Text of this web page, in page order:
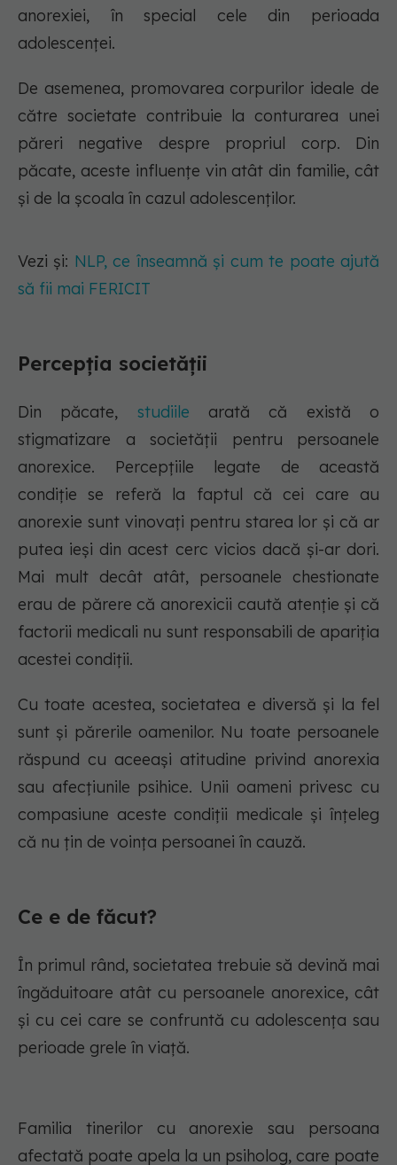
anorexiei, în special cele din perioada
adolescenței.
De asemenea, promovarea corpurilor ideale de
către societate contribuie la conturarea unei
păreri negative despre propriul corp. Din
păcate, aceste influențe vin atât din familie, cât
și de la școala în cazul adolescenților.
Vezi și: NLP, ce înseamnă și cum te poate ajută
să fii mai FERICIT
Percepția societății
Din păcate, studiile arată că există o
stigmatizare a societății pentru persoanele
anorexice. Percepțiile legate de această
condiție se referă la faptul că cei care au
anorexie sunt vinovați pentru starea lor și că ar
putea ieși din acest cerc vicios dacă și-ar dori.
Mai mult decât atât, persoanele chestionate
erau de părere că anorexicii caută atenție și că
factorii medicali nu sunt responsabili de apariția
acestei condiții.
Cu toate acestea, societatea e diversă și la fel
sunt și părerile oamenilor. Nu toate persoanele
răspund cu aceeași atitudine privind anorexia
sau afecțiunile psihice. Unii oameni privesc cu
compasiune aceste condiții medicale și înțeleg
că nu țin de voința persoanei în cauză.
Ce e de făcut?
În primul rând, societatea trebuie să devină mai
îngăduitoare atât cu persoanele anorexice, cât
și cu cei care se confruntă cu adolescența sau
perioade grele în viață.
Familia tinerilor cu anorexie sau persoana
afectată poate apela la un psiholog, care poate